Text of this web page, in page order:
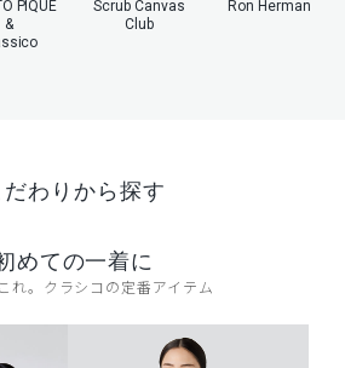
PIQUE
&
Scrub Canvas
Club
Ron Herman
だわりから探す
めての一着に
れ。クラシコの定番アイテム